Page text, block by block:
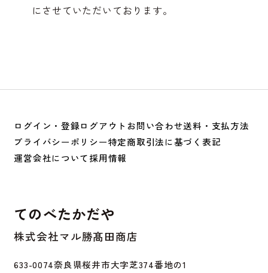
にさせていただいております。
てのべたかだや
株式会社マル勝髙田商店
633-0074奈良県桜井市大字芝374番地の1
ログイン・登録ログアウト お問い合わせ送料・支払方法
プライバシーポリシー特定商取引法に基づく表記
運営会社について採用情報